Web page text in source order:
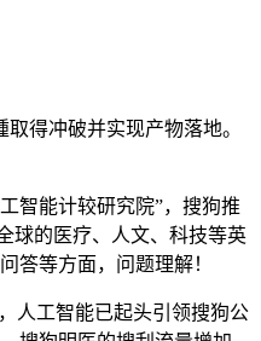
得冲破并实现产物落地。
智能计较研究院”，搜狗推
球的医疗、人文、科技等英
答等方面，问题理解！
人工智能已起头引领搜狗公